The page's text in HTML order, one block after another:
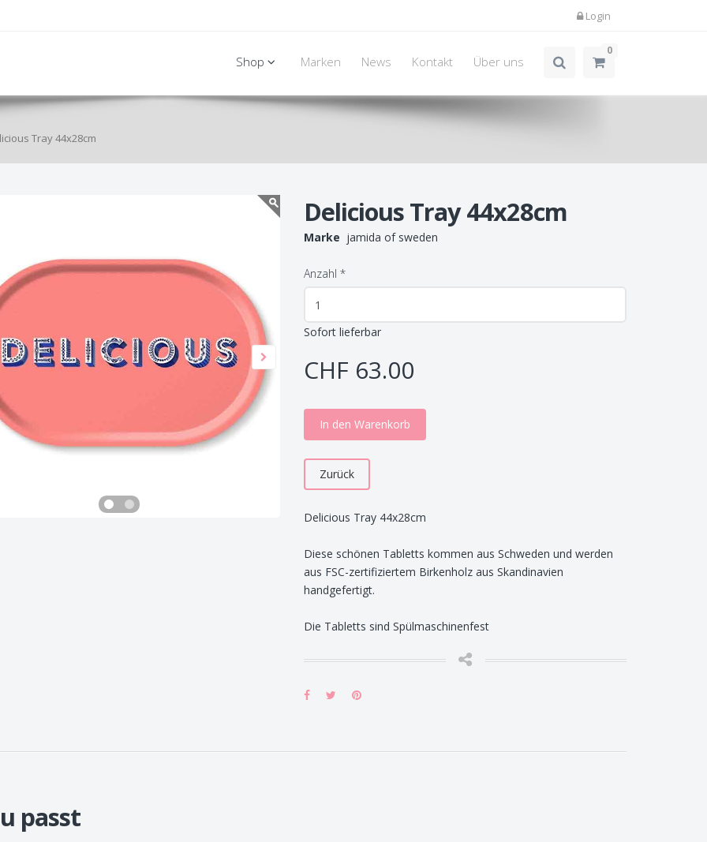
Login
Shop Marken News Kontakt Über uns
0
Tray 44x28cm
Delicious Tray 44x28cm
Marke jamida of sweden
Anzahl *
Sofort lieferbar
CHF 63.00
In den Warenkorb
Zurück
Delicious Tray 44x28cm
Diese schönen Tabletts kommen aus Schweden und werden
aus FSC-zertifiziertem Birkenholz aus Skandinavien
handgefertigt.
Die Tabletts sind Spülmaschinenfest
passt